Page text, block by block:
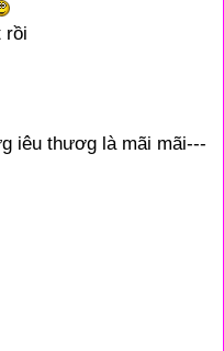
rồi
iêu thươg là mãi mãi---